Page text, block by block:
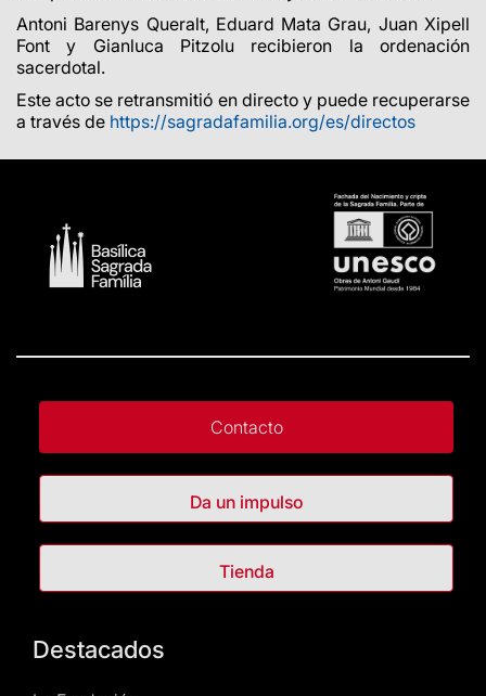
Antoni Barenys Queralt, Eduard Mata Grau, Juan Xipell
Font y Gianluca Pitzolu recibieron la ordenación
sacerdotal.
Este acto se retransmitió en directo y puede recuperarse
a través de https://sagradafamilia.org/es/directos
Contacto
Da un impulso
Tienda
Destacados